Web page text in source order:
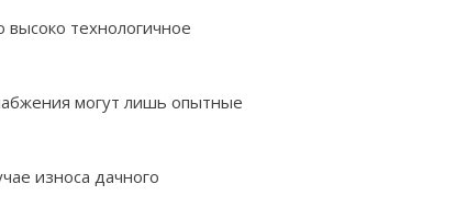
технологичное
могут лишь опытные
износа дачного